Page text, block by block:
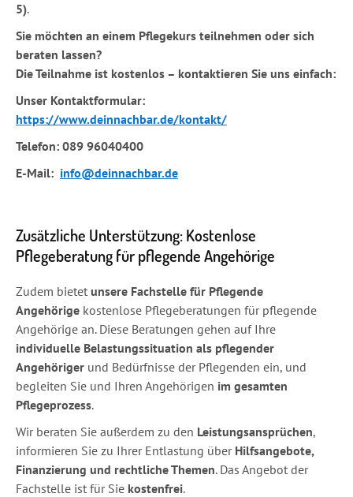
5).
Sie möchten an einem Pflegekurs teilnehmen oder sich
beraten lassen?
Die Teilnahme ist kostenlos – kontaktieren Sie uns einfach:
Unser Kontaktformular:
https://www.deinnachbar.de/kontakt/
Telefon: 089 96040400
E-Mail: info@deinnachbar.de
Zusätzliche Unterstützung: Kostenlose
Pflegeberatung für pflegende Angehörige
Zudem bietet unsere Fachstelle für Pflegende
Angehörige kostenlose Pflegeberatungen für pflegende
Angehörige an. Diese Beratungen gehen auf Ihre
individuelle Belastungssituation als pflegender
Angehöriger und Bedürfnisse der Pflegenden ein, und
begleiten Sie und Ihren Angehörigen im gesamten
Pflegeprozess.
Wir beraten Sie außerdem zu den Leistungsansprüchen,
informieren Sie zu Ihrer Entlastung über Hilfsangebote,
Finanzierung und rechtliche Themen. Das Angebot der
Fachstelle ist für Sie kostenfrei.